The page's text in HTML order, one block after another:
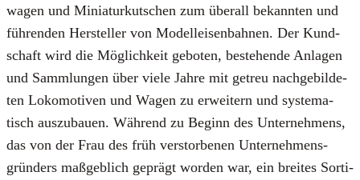
wa­gen und Minia­tur­kut­schen zum über­all bekann­ten und
füh­ren­den Her­stel­ler von Modell­ei­sen­bah­nen. Der Kund­
schaft wird die Mög­lich­keit gebo­ten, bestehen­de Anla­gen
und Samm­lun­gen über vie­le Jah­re mit getreu nach­ge­bil­de­
ten Loko­mo­ti­ven und Wagen zu erwei­tern und sys­te­ma­
tisch aus­zu­bau­en. Wäh­rend zu Beginn des Unter­neh­mens,
das von der Frau des früh ver­stor­be­nen Unter­neh­mens­
grün­ders maß­geb­lich geprägt wor­den war, ein brei­tes Sor­ti­